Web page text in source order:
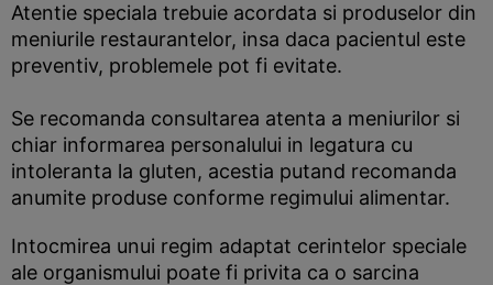
Atentie speciala trebuie acordata si produselor din
meniurile restaurantelor, insa daca pacientul este
preventiv, problemele pot fi evitate.
Se recomanda consultarea atenta a meniurilor si
chiar informarea personalului in legatura cu
intoleranta la gluten, acestia putand recomanda
anumite produse conforme regimului alimentar.
Intocmirea unui regim adaptat cerintelor speciale
ale organismului poate fi privita ca o sarcina